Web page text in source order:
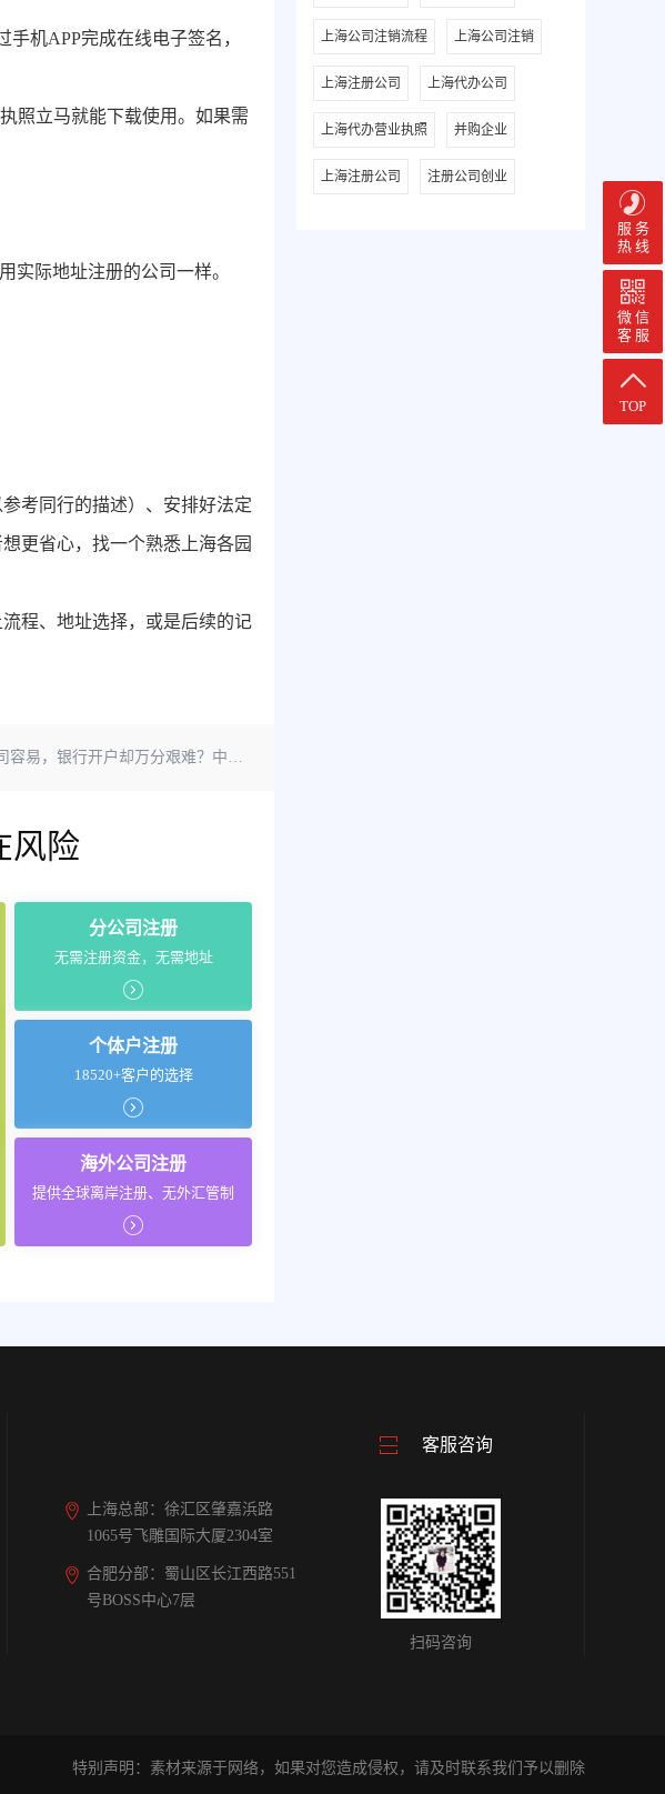
机APP完成在线电子签名，
照立马就能下载使用。如果需
实际地址注册的公司一样。
考同行的描述）、安排好法定
更省心，找一个熟悉上海各园
程、地址选择，或是后续的记
，银行开户却万分艰难？中税企服告诉您
风险
分公司注册
无需注册资金，无需地址
个体户注册
18520+客户的选择
海外公司注册
提供全球离岸注册、无外汇管制
上海公司注销流程 上海公司注销
上海注册公司 上海代办公司
上海代办营业执照 并购企业
上海注册公司 注册公司创业
客服咨询
扫码咨询
上海总部：徐汇区肇嘉浜路
1065号飞雕国际大厦2304室
合肥分部：蜀山区长江西路551
号BOSS中心7层
特别声明：素材来源于网络，如果对您造成侵权，请及时联系我们予以删除
服 务
热 线
微 信
客 服
TOP